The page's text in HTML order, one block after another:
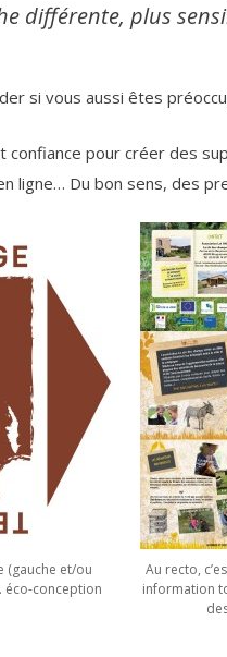
différente, plus
si vous aussi êtes
confiance pour créer des
ligne… Du bon sens, des
(gauche et/ou
éco-conception
Au recto,
information